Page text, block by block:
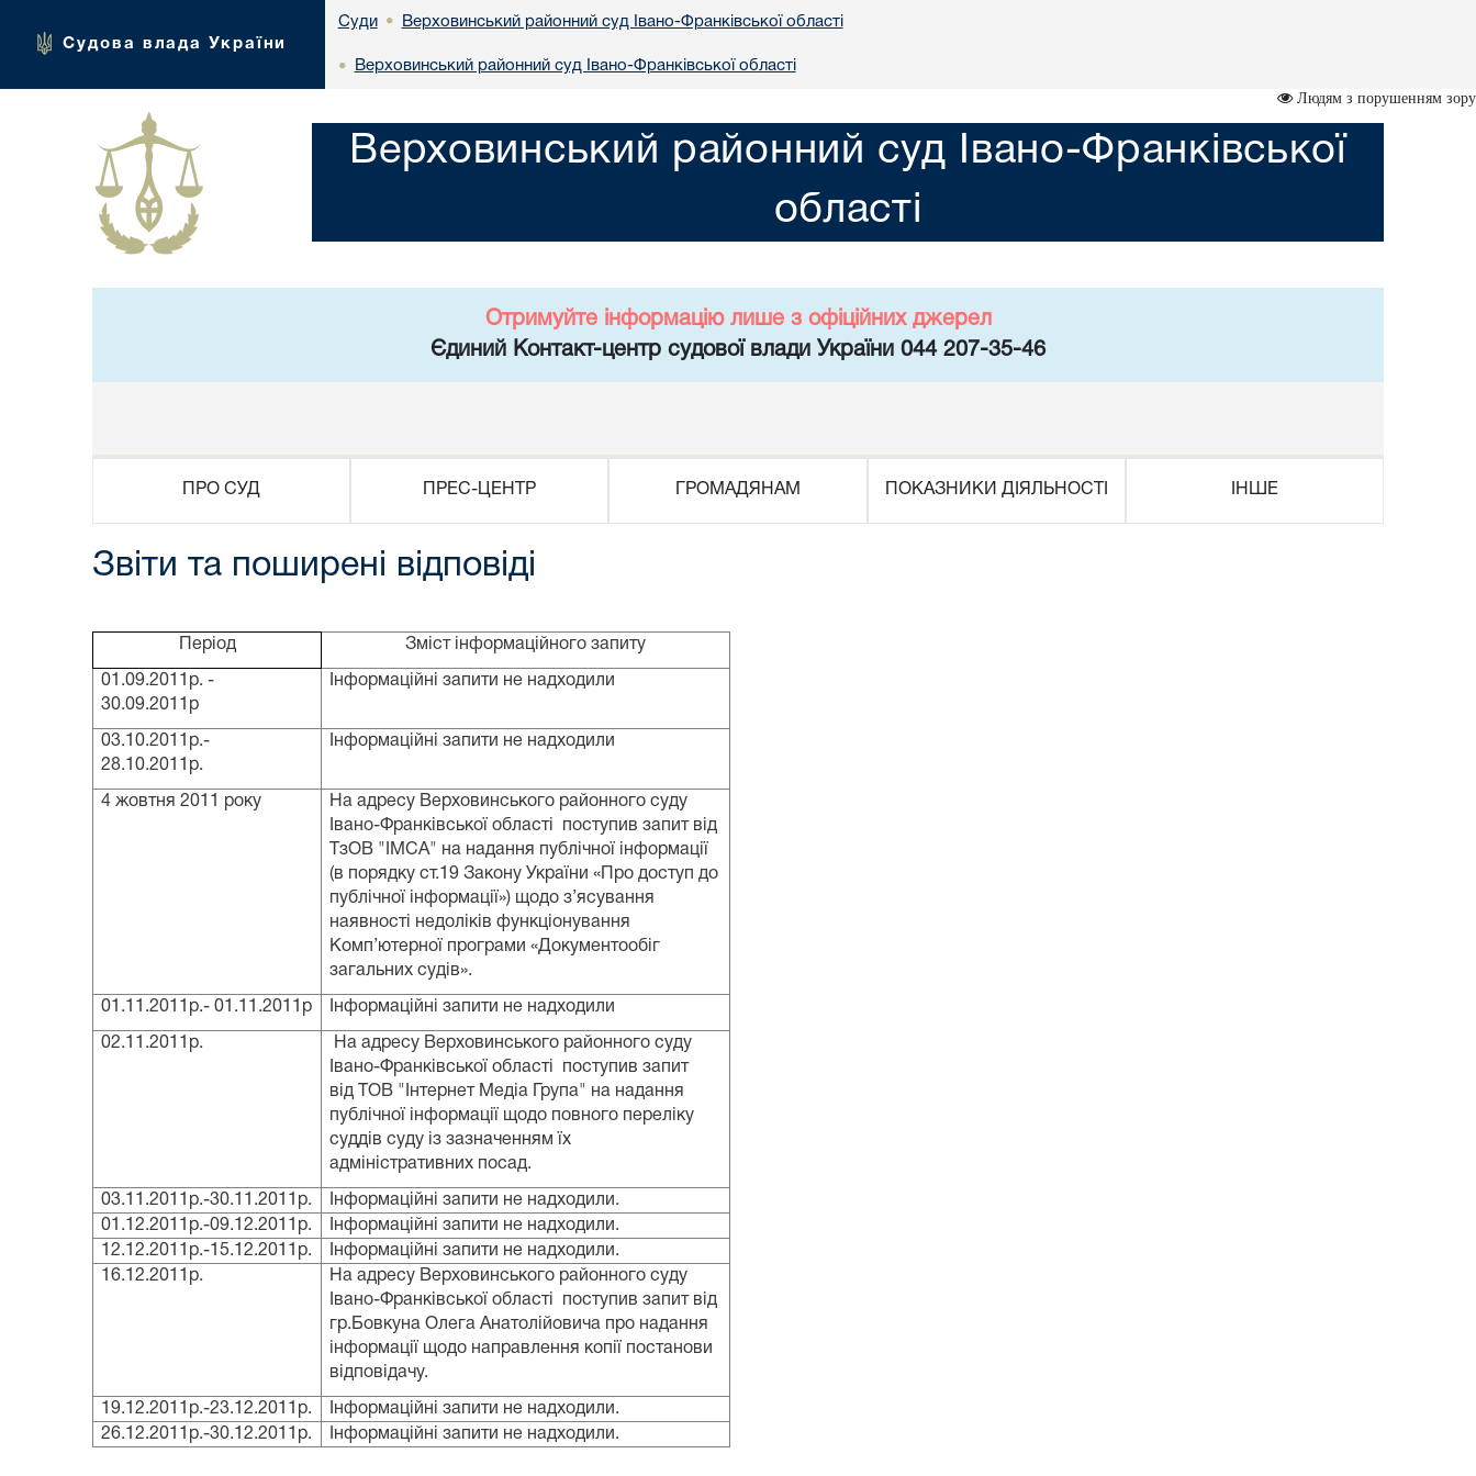
Судова влада України
Суди • Верховинський районний суд Івано-Франківської області
• Верховинський районний суд Івано-Франківської області
Людям з порушенням зору
Верховинський районний суд Івано-Франківської
області
Отримуйте інформацію лише з офіційних джерел
Єдиний Контакт-центр судової влади України 044 207-35-46
ПРО СУД ПРЕС-ЦЕНТР ГРОМАДЯНАМ ПОКАЗНИКИ ДІЯЛЬНОСТІ ІНШЕ
Звіти та поширені відповіді
Період Зміст інформаційного запиту
01.09.2011р. -
30.09.2011р
нформаційні запити не надходили
03.10.2011р.-
28.10.2011р.
нформаційні запити не надходили
4 жовтня 2011 року
На адресу Верховинського районного суду
Івано-Франківської області поступив запит від
ТзОВ "ІМСА" на надання публічної інформації
(в порядку ст.19 Закону України «Про доступ до
публічної інформації») щодо з’ясування
наявності недоліків функціонування
Комп’ютерної програми «Документообіг
загальних судів».
01.11.2011р.- 01.11.2011р нформаційні запити не надходили
02.11.2011р.
На адресу Верховинського районного суду
Івано-Франківської області поступив запит
від ТОВ "Інтернет Медіа Група" на надання
публічної інформації щодо повного переліку
суддів суду із зазначенням їх
адміністративних посад.
03.11.2011р.-30.11.2011р.
Інформаційні запити не надходили.
01.12.2011р.-09.12.2011р.
Інформаційні запити не надходили.
12.12.2011р.-15.12.2011р.
Інформаційні запити не надходили.
16.12.2011р.
На адресу Верховинського районного суду
Івано-Франківської області поступив запит від
гр.Бовкуна Олега Анатолійовича про надання
інформації щодо направлення копії постанови
відповідачу.
19.12.2011р.-23.12.2011р.
Інформаційні запити не надходили.
26.12.2011р.-30.12.2011р.
Інформаційні запити не надходили.